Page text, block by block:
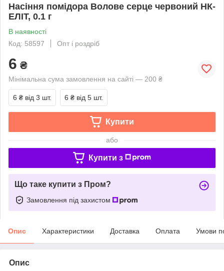
Насіння помідора Волове серце червоний НК-
ЕЛІТ, 0.1 г
В наявності
Код: 58597
Опт і роздріб
6 ₴
Мінімальна сума замовлення на сайті — 200 ₴
6 ₴ від 3 шт. 6 ₴ від 5 шт.
Купити
або
Купити з
Що таке купити з Пром?
Замовлення під захистом
Опис Характеристики Доставка Оплата Умови
Опис